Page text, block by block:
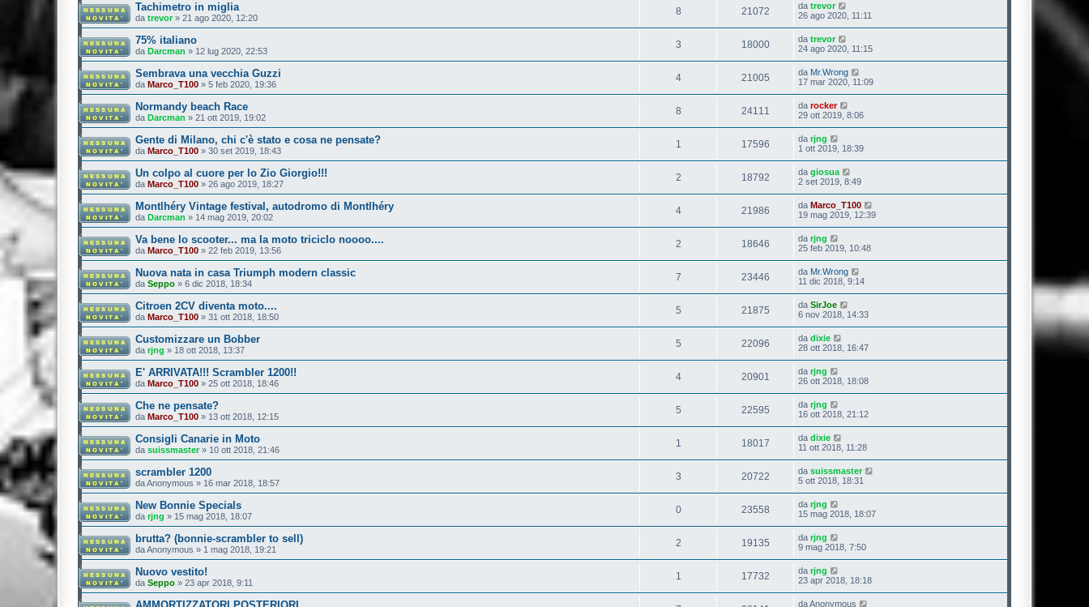
Tachimetro in miglia
da trevor» 21 ago 2020, 12:20
8 21072 da trevor
26 ago 2020, 11:11
75% italiano
da Darcman » 12 lug 2020, 22:53
3 18000 da trevor
24 ago 2020, 11:15
Sembrava una vecchia Guzzi
da Marco_T100 » 5 feb 2020, 19:36
4 21005 da Mr.Wrong
17 mar 2020, 11:09
Normandy beach Race
da Darcman » 21 ott 2019, 19:02
8 24111 da rocker
29 ott 2019, 8:06
Gente di Milano, chi c'è stato e cosa ne pensate?
da Marco_T100 » 30 set 2019, 18:43
1 17596 da rjng
1 ott 2019, 18:39
Un colpo al cuore per lo Zio Giorgio!!!
da Marco_T100 » 26 ago 2019, 18:27
2 18792 da giosua
2 set 2019, 8:49
Montlhéry Vintage festival, autodromo di Montlhéry
da Darcman » 14 mag 2019, 20:02
4 21986 da Marco_T100
19 mag 2019, 12:39
Va bene lo scooter... ma la moto triciclo noooo....
da Marco_T100 » 22 feb 2019, 13:56
2 18646 da rjng
25 feb 2019, 10:48
Nuova nata in casa Triumph modern classic
da Seppo » 6 dic 2018, 18:34
7 23446 da Mr.Wrong
11 dic 2018, 9:14
Citroen 2CV diventa moto....
da Marco_T100 » 31 ott 2018, 18:50
5 21875 da SirJoe
6 nov 2018, 14:33
Customizzare un Bobber
da rjng » 18 ott 2018, 13:37
5 22096 da dixie
28 ott 2018, 16:47
E' ARRIVATA!!! Scrambler 1200!!
da Marco_T100 » 25 ott 2018, 18:46
4 20901 da rjng
26 ott 2018, 18:08
Che ne pensate?
da Marco_T100 » 13 ott 2018, 12:15
5 22595 da rjng
16 ott 2018, 21:12
Consigli Canarie in Moto
da suissmaster» 10 ott 2018, 21:46
1 18017 da dixie
11 ott 2018, 11:28
scrambler 1200
daAnonymous » 16 mar 2018, 18:57
3 20722 da suissmaster
5 ott 2018, 18:31
New Bonnie Specials
da rjng » 15 mag 2018, 18:07
0 23558 da rjng
15 mag 2018, 18:07
brutta? (bonnie-scrambler to sell)
daAnonymous » 1 mag 2018, 19:21
2 19135 da rjng
9 mag 2018, 7:50
Nuovo vestito!
da Seppo » 23 apr 2018, 9:11
1 17732 da rjng
23 apr 2018, 18:18
daAnonymous